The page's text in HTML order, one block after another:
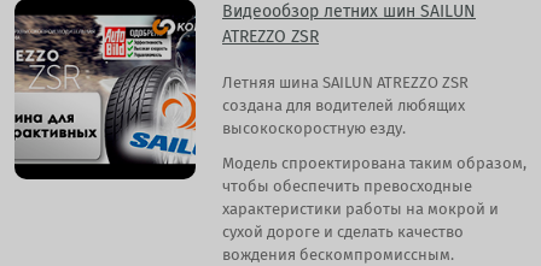
Видеообзор летних шин SAILUN
ATREZZO ZSR
Летняя шина SAILUN ATREZZO ZSR
создана для водителей любящих
высокоскоростную езду.
Модель спроектирована таким образом,
чтобы обеспечить превосходные
характеристики работы на мокрой и
сухой дороге и сделать качество
вождения бескомпромиссным.